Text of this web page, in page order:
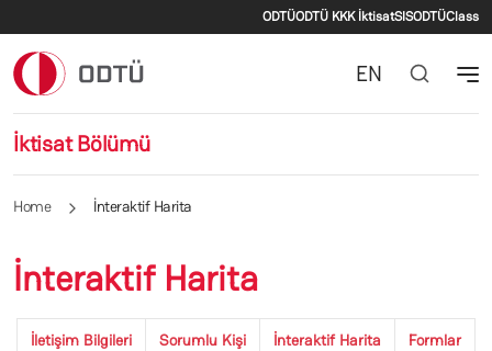
Secondary menu
ODTÜODTÜ KKK İktisatSISODTÜClass
İktisat Bölümü
EN
Home İnteraktif Harita
İnteraktif Harita
İletişim Bilgileri Sorumlu Kişi İnteraktif Harita Formlar